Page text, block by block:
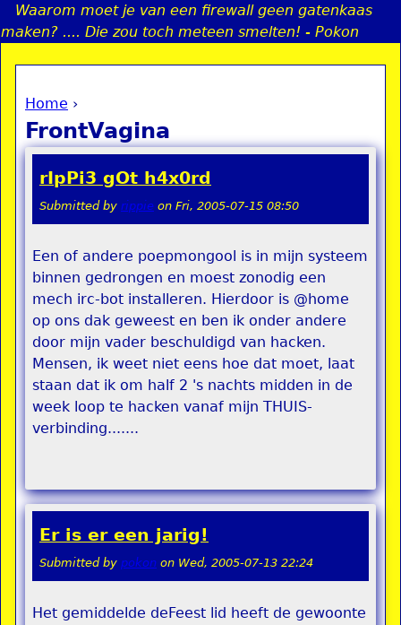
Jump to navigation
Waarom moet je van een firewall geen gatenkaas
maken? .... Die zou toch meteen smelten! - Pokon
You are here
Home ›
FrontVagina
rIpPi3 gOt h4x0rd
Submitted by rippie on Fri, 2005-07-15 08:50
Een of andere poepmongool is in mijn systeem
binnen gedrongen en moest zonodig een
mech irc-bot installeren. Hierdoor is @home
op ons dak geweest en ben ik onder andere
door mijn vader beschuldigd van hacken.
Mensen, ik weet niet eens hoe dat moet, laat
staan dat ik om half 2 's nachts midden in de
week loop te hacken vanaf mijn THUIS-
verbinding.......
Er is er een jarig!
Submitted by pokon on Wed, 2005-07-13 22:24
Het gemiddelde deFeest lid heeft de gewoonte